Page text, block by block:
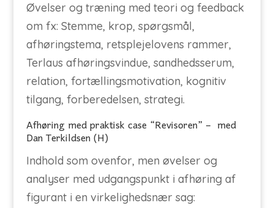
Øvelser og træning med teori og feedback
om fx: Stemme, krop, spørgsmål,
afhøringstema, retsplejelovens rammer,
Terlaus afhøringsvindue, sandhedsserum,
relation, fortællingsmotivation, kognitiv
tilgang, forberedelsen, strategi.
Afhøring med praktisk case “Revisoren” – med
Dan Terkildsen (H)
Indhold som ovenfor, men øvelser og
analyser med udgangspunkt i afhøring af
figurant i en virkelighedsnær sag: